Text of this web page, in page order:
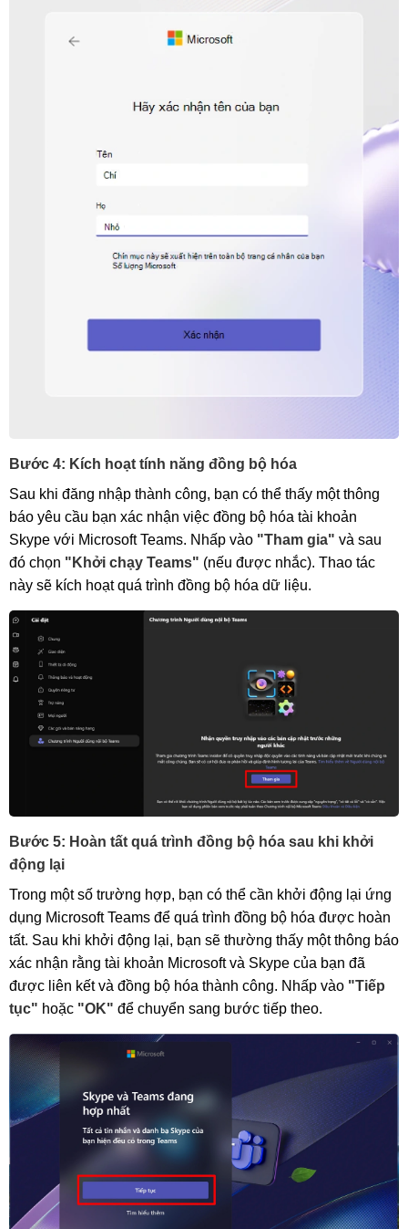
Bước 4: Kích hoạt tính năng đồng bộ hóa
Sau khi đăng nhập thành công, bạn có thể thấy một thông
báo yêu cầu bạn xác nhận việc đồng bộ hóa tài khoản
Skype với Microsoft Teams. Nhấp vào "Tham gia" và sau
đó chọn "Khởi chạy Teams" (nếu được nhắc). Thao tác
này sẽ kích hoạt quá trình đồng bộ hóa dữ liệu.
Bước 5: Hoàn tất quá trình đồng bộ hóa sau khi khởi
động lại
Trong một số trường hợp, bạn có thể cần khởi động lại ứng
dụng Microsoft Teams để quá trình đồng bộ hóa được hoàn
tất. Sau khi khởi động lại, bạn sẽ thường thấy một thông báo
xác nhận rằng tài khoản Microsoft và Skype của bạn đã
được liên kết và đồng bộ hóa thành công. Nhấp vào "Tiếp
tục" hoặc "OK" để chuyển sang bước tiếp theo.